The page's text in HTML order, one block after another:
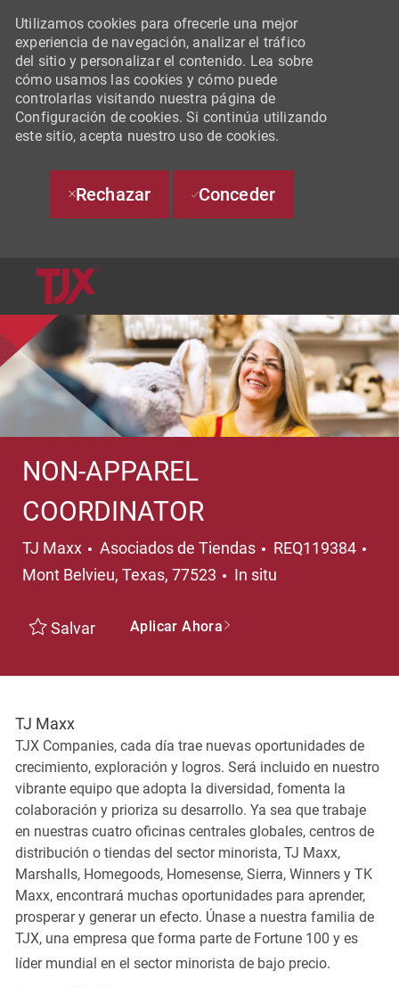
Utilizamos cookies para ofrecerle una mejor
experiencia de navegación, analizar el tráfico
del sitio y personalizar el contenido. Lea sobre
cómo usamos las cookies y cómo puede
controlarlas visitando nuestra página de
Configuración de cookies. Si continúa utilizando
este sitio, acepta nuestro uso de cookies.
Rechazar Conceder
NON-APPAREL
COORDINATOR
TJ Maxx Categoría
Asociados de Tiendas REQ119384
Mont Belvieu, Texas, 77523
In situ
Salvar Aplicar Ahora
TJ Maxx
TJX Companies, cada día trae nuevas oportunidades de
crecimiento, exploración y logros. Será incluido en nuestro
vibrante equipo que adopta la diversidad, fomenta la
colaboración y prioriza su desarrollo. Ya sea que trabaje
en nuestras cuatro oficinas centrales globales, centros de
distribución o tiendas del sector minorista, TJ Maxx,
Marshalls, Homegoods, Homesense, Sierra, Winners y TK
Maxx, encontrará muchas oportunidades para aprender,
prosperar y generar un efecto. Únase a nuestra familia de
TJX, una empresa que forma parte de Fortune 100 y es
líder mundial en el sector minorista de bajo precio.